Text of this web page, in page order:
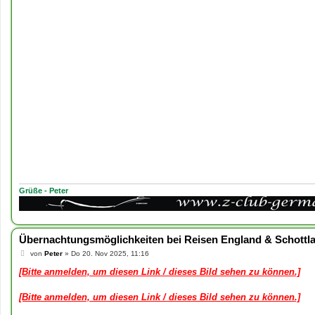
Grüße - Peter
Übernachtungsmöglichkeiten bei Reisen England &
B
i
t
a
g
von Peter» Do 20. Nov 2025, 11:16
[Bitte anmelden, um diesen Link / dieses Bild sehen zu können.]
[Bitte anmelden, um diesen Link / dieses Bild sehen zu können.]